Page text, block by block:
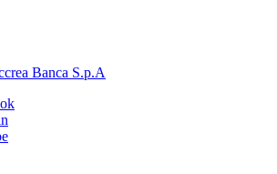
Banca S.p.A